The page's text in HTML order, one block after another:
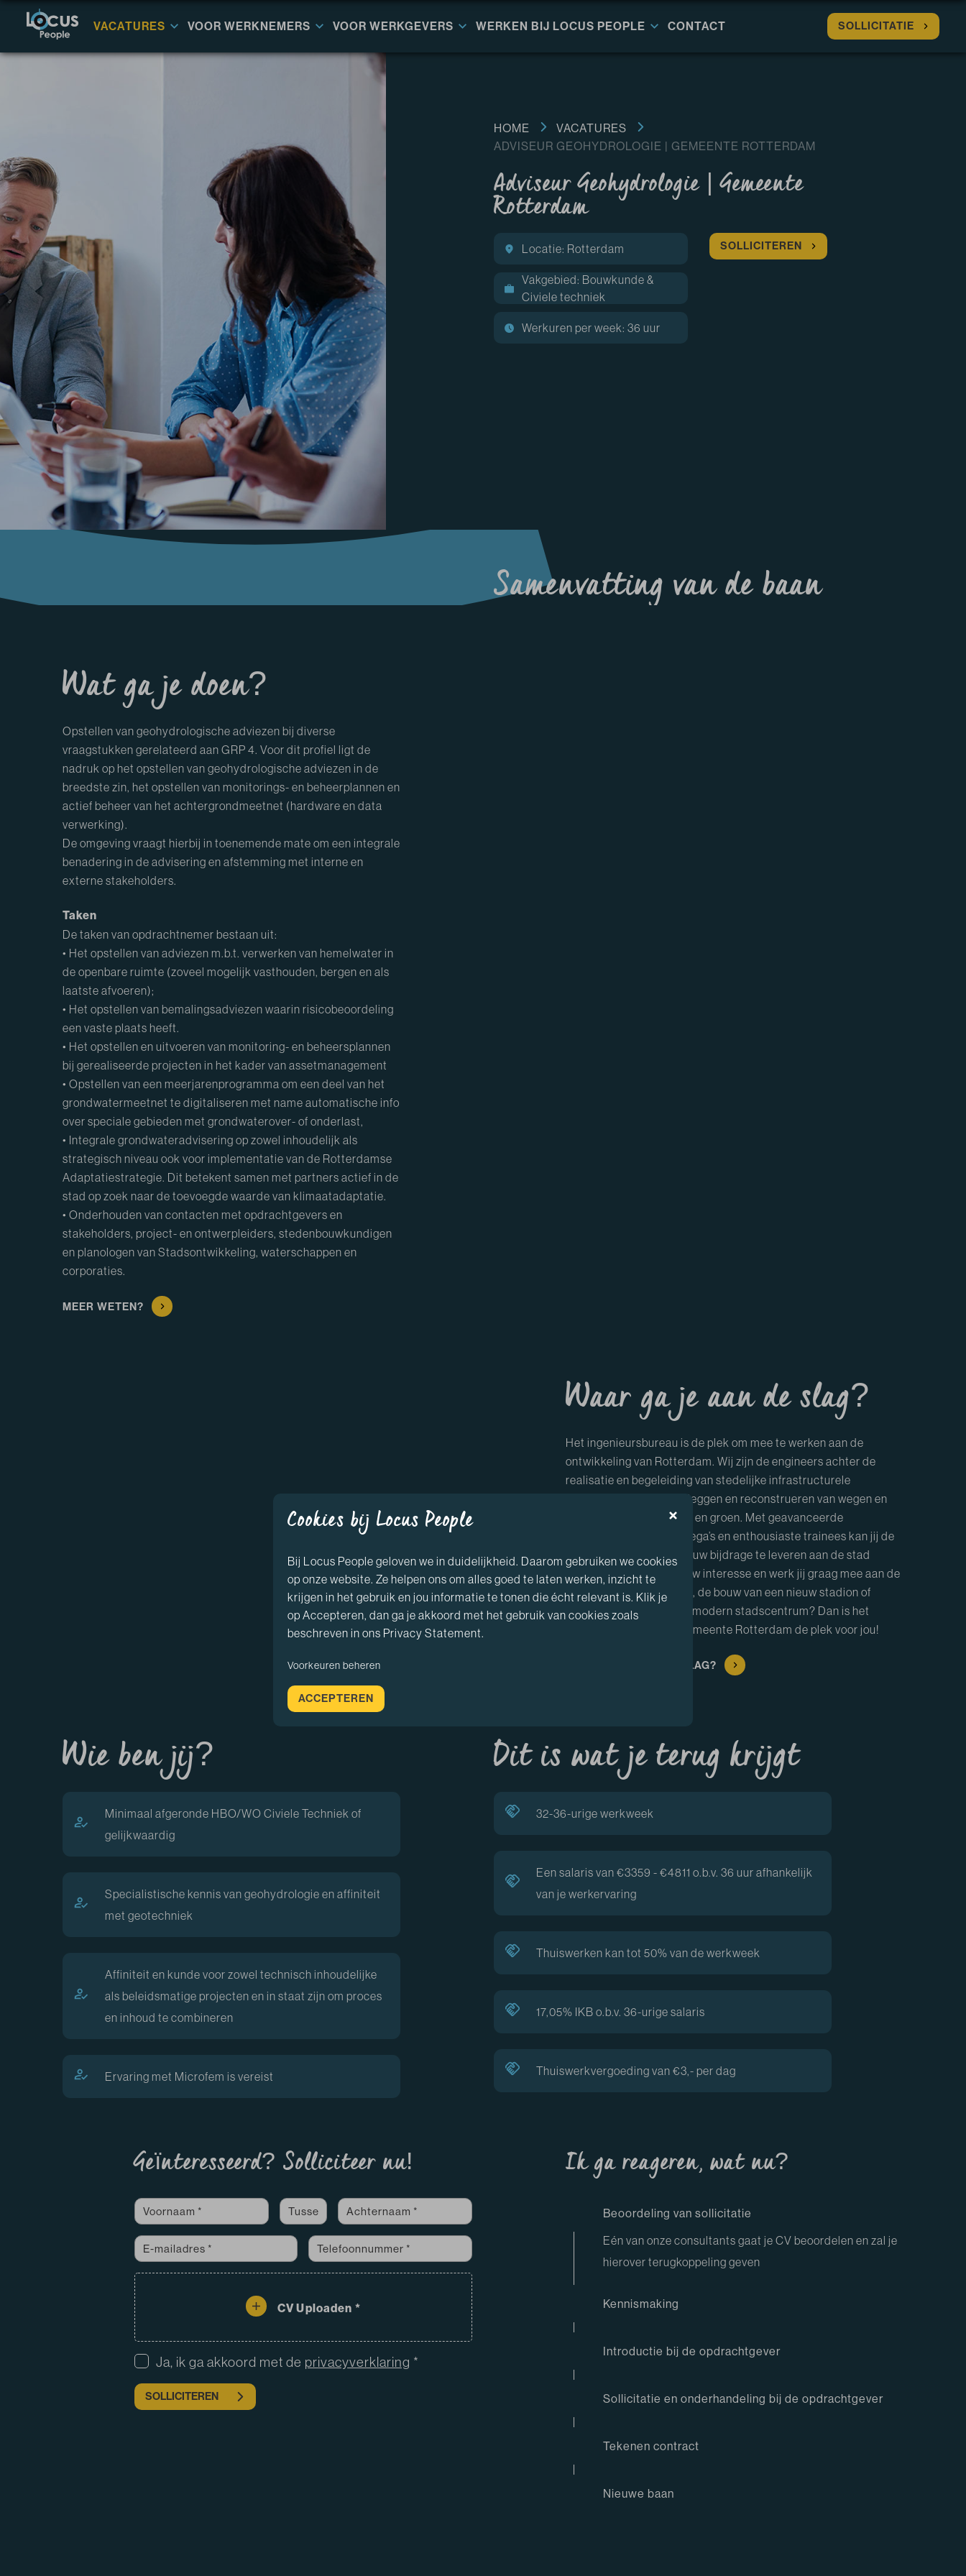
VACATURES VOOR WERKNEMERS VOOR WERKGEVERS WERKEN BIJ LOCUS PEOPLE CONTACT SOLLICITATIE
HOME
VACATURES
ADVISEUR GEOHYDROLOGIE | GEMEENTE ROTTERDAM
Adviseur Geohydrologie | Gemeente
Rotterdam
Locatie: Rotterdam
Vakgebied: Bouwkunde &
Civiele techniek
Werkuren per week: 36 uur
SOLLICITEREN
Samenvatting van de baan
Wat ga je doen?
Opstellen van geohydrologische adviezen bij diverse
vraagstukken gerelateerd aan GRP 4. Voor dit profiel ligt de
nadruk op het opstellen van geohydrologische adviezen in de
breedste zin, het opstellen van monitorings- en beheerplannen en
actief beheer van het achtergrondmeetnet (hardware en data
verwerking).
De omgeving vraagt hierbij in toenemende mate om een integrale
benadering in de advisering en afstemming met interne en
externe stakeholders.
Taken
De taken van opdrachtnemer bestaan uit:
• Het opstellen van adviezen m.b.t. verwerken van hemelwater in
de openbare ruimte (zoveel mogelijk vasthouden, bergen en als
laatste afvoeren);
• Het opstellen van bemalingsadviezen waarin risicobeoordeling
een vaste plaats heeft.
• Het opstellen en uitvoeren van monitoring- en beheersplannen
bij gerealiseerde projecten in het kader van assetmanagement
• Opstellen van een meerjarenprogramma om een deel van het
grondwatermeetnet te digitaliseren met name automatische info
over speciale gebieden met grondwaterover- of onderlast,
• Integrale grondwateradvisering op zowel inhoudelijk als
strategisch niveau ook voor implementatie van de Rotterdamse
Adaptatiestrategie. Dit betekent samen met partners actief in de
stad op zoek naar de toevoegde waarde van klimaatadaptatie.
• Onderhouden van contacten met opdrachtgevers en
stakeholders, project- en ontwerpleiders, stedenbouwkundigen
en planologen van Stadsontwikkeling, waterschappen en
corporaties.
MEER WETEN?
Waar ga je aan de slag?
Het ingenieursbureau is de plek om mee te werken aan de
ontwikkeling van Rotterdam. Wij zijn de engineers achter de
realisatie en begeleiding van stedelijke infrastructurele
projecten vanaf het aanleggen en reconstrueren van wegen en
waterwegen tot riolering en groen. Met geavanceerde
technieken, ervaren collega’s en enthousiaste trainees kan jij de
uitdaging aangaan om jouw bijdrage te leveren aan de stad
Rotterdam. Heeft dit jouw interesse en werk jij graag mee aan de
uitbreiding van de haven, de bouw van een nieuw stadion of
de ontwikkeling van een modern stadscentrum? Dan is het
ingenieursbureau van gemeente Rotterdam de plek voor jou!
WIL JE HIER AAN DE SLAG?
Wie ben jij?
Minimaal afgeronde HBO/WO Civiele Techniek of
gelijkwaardig
Specialistische kennis van geohydrologie en affiniteit
met geotechniek
Affiniteit en kunde voor zowel technisch inhoudelijke
als beleidsmatige projecten en in staat zijn om proces
en inhoud te combineren
Ervaring met Microfem is vereist
Dit is wat je terug krijgt
32-36-urige werkweek
Een salaris van €3359 - €4811 o.b.v. 36 uur afhankelijk
van je werkervaring
Thuiswerken kan tot 50% van de werkweek
17,05% IKB o.b.v. 36-urige salaris
Thuiswerkvergoeding van €3,- per dag
Geïnteresseerd? Solliciteer nu!
CV Uploaden *
Ja, ik ga akkoord met de privacyverklaring *
SOLLICITEREN
Ik ga reageren, wat nu?
Beoordeling van sollicitatie
Eén van onze consultants gaat je CV beoordelen en zal je
hierover terugkoppeling geven
Kennismaking
Introductie bij de opdrachtgever
Sollicitatie en onderhandeling bij de opdrachtgever
Tekenen contract
Nieuwe baan
Cookies bij Locus People
Bij Locus People geloven we in duidelijkheid. Daarom gebruiken we cookies
op onze website. Ze helpen ons om alles goed te laten werken, inzicht te
krijgen in het gebruik en jou informatie te tonen die écht relevant is. Klik je
op Accepteren, dan ga je akkoord met het gebruik van cookies zoals
beschreven in ons Privacy Statement.
Voorkeuren beheren
ACCEPTEREN